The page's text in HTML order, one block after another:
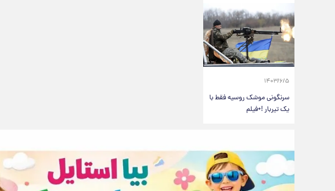
۱۴۰۳/۶/۵
سرنگونی موشک روسیه فقط با
یک تیربار !+فیلم